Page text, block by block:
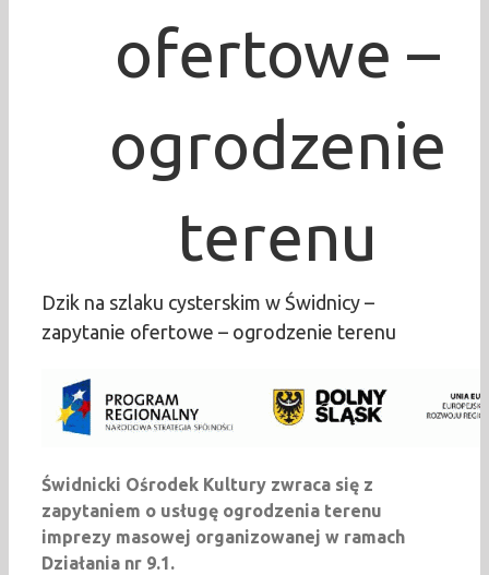
ofertowe –
ogrodzenie
terenu
Dzik na szlaku cysterskim w Świdnicy –
zapytanie ofertowe – ogrodzenie terenu
Świdnicki Ośrodek Kultury zwraca się z
zapytaniem o usługę ogrodzenia terenu
imprezy masowej organizowanej w ramach
Działania nr 9.1.